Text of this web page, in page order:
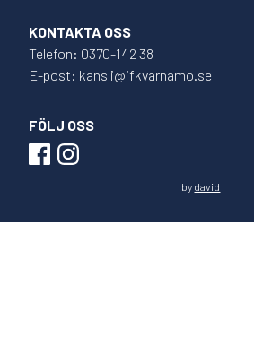
KONTAKTA OSS
Telefon: 0370-142 38
E-post: kansli@ifkvarnamo.se
FÖLJ OSS
by david